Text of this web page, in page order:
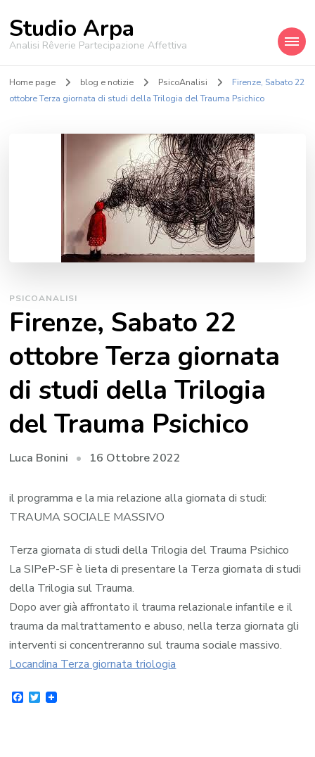
Studio Arpa
Analisi Rêverie Partecipazione Affettiva
Home page blog e notizie PsicoAnalisi
Firenze, Sabato 22
ottobre Terza giornata di studi della Trilogia del Trauma Psichico
PSICOANALISI
Firenze, Sabato 22
ottobre Terza giornata
di studi della Trilogia
del Trauma Psichico
Luca Bonini 16 Ottobre 2022
il programma e la mia relazione alla giornata di studi:
TRAUMA SOCIALE MASSIVO
Terza giornata di studi della Trilogia del Trauma Psichico
La SIPeP-SF è lieta di presentare la Terza giornata di studi
della Trilogia sul Trauma.
Dopo aver già affrontato il trauma relazionale infantile e il
trauma da maltrattamento e abuso, nella terza giornata gli
interventi si concentreranno sul trauma sociale massivo.
Locandina Terza giornata triologia
Facebook
Twitter